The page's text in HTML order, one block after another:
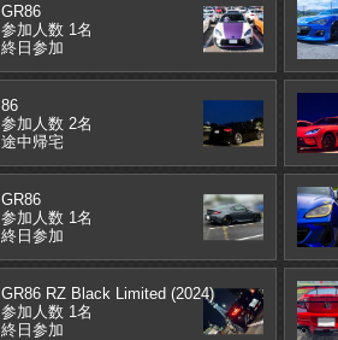
GR86
参加人数 1名
終日参加
86
参加人数 2名
途中帰宅
GR86
参加人数 1名
終日参加
GR86 RZ Black Limited (2024)
参加人数 1名
終日参加